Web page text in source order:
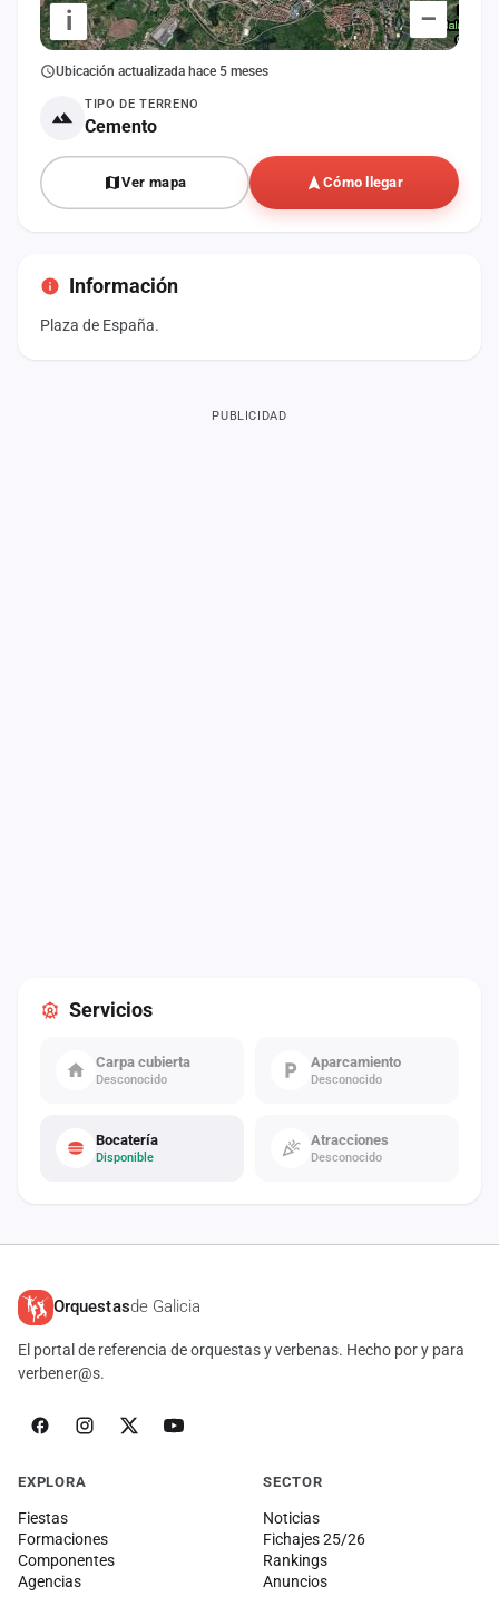
–
i
Ubicación actualizada hace 5 meses
TIPO DE TERRENO
Cemento
Ver mapa Cómo llegar
Información
Plaza de España.
Servicios
Carpa cubierta
Desconocido
Aparcamiento
Desconocido
Bocatería
Disponible
Atracciones
Desconocido
PUBLICIDAD
Orquestasde Galicia
El portal de referencia de orquestas y verbenas. Hecho por y para
verbener@s.
EXPLORA
Fiestas
Formaciones
Componentes
Agencias
SECTOR
Noticias
Fichajes 25/26
Rankings
Anuncios